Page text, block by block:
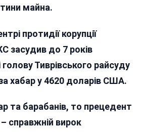
майна.
протидії корупції
засудив до 7 років
Тиврівського райсуду
хабар у 4620 доларів США.
та барабанів, то прецедент
справжній вирок